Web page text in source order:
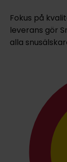
Fokus på
leverans gör
alla